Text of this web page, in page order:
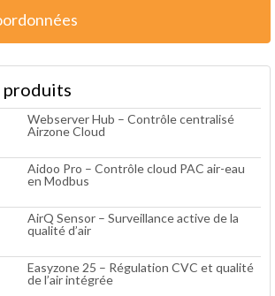
Webserver Hub – Contrôle centralisé
Airzone Cloud
Aidoo Pro – Contrôle cloud PAC air-eau
en Modbus
AirQ Sensor – Surveillance active de la
qualité d’air
Easyzone 25 – Régulation CVC et qualité
de l’air intégrée